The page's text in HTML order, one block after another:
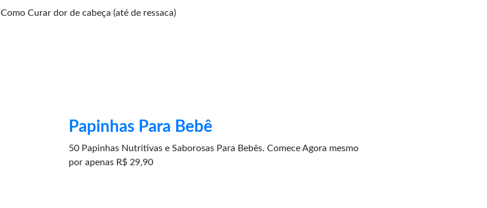
Como Curar dor de cabeça (até de ressaca)
Papinhas Para Bebê
50 Papinhas Nutritivas e Saborosas Para Bebês. Comece Agora mesmo
por apenas R$ 29,90